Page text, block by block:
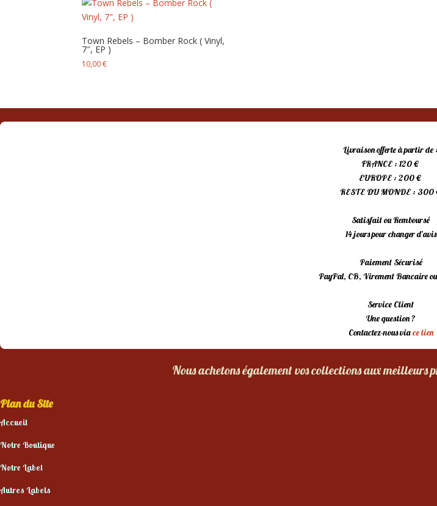
Town Rebels – Bomber Rock ( Vinyl,
7″, EP )
10,00€
Livraison offerte à partir de :
FRANCE : 120 €
EUROPE : 200 €
RESTE DU MONDE : 300
Satisfait ou Remboursé
14 jours pour changer d’avis
Paiement Sécurisé
PayPal, CB, Virement Bancaire ou
Service Client
Une question ?
Contactez-nous viace lien
Nous achetons également vos collections aux meilleurs
Plan du Site
Accueil
Notre Boutique
Notre Label
Autres Labels